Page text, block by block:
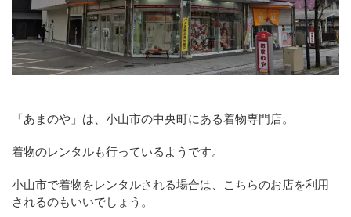
「あまのや」は、小山市の中央町にある着物専門店。
着物のレンタルも行っているようです。
小山市で着物をレンタルされる場合は、こちらのお店を利用
されるのもいいでしょう。